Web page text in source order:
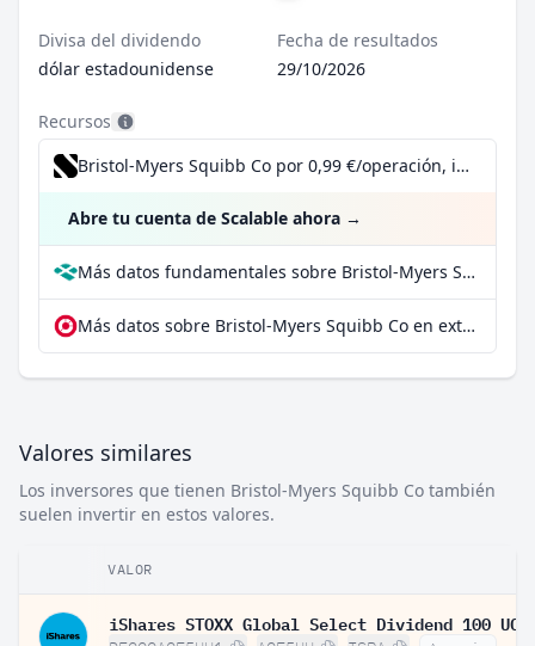
Divisa del dividendo
dólar estadounidense
Fecha de resultados
29/10/2026
Recursos
Bristol-Myers Squibb Co por 0,99 €/operación, incluido el Dividend Reinvestment Plan
Abre tu cuenta de Scalable ahora →
Más datos fundamentales sobre Bristol-Myers Squibb Co en Parqet
Más datos sobre Bristol-Myers Squibb Co en extraETF
Valores similares
Los inversores que tienen Bristol-Myers Squibb Co también
suelen invertir en estos valores.
VALOR